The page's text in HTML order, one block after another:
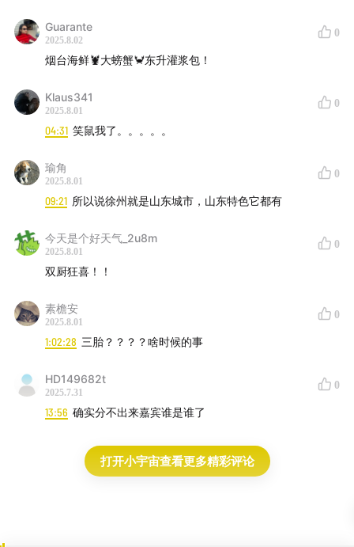
都特别特别爽，有种不顾一切的爽感！结果到酒店之后琴
弦全拆，kuku用吹风机吹呀吹！乐迷的支持是最好的动
力，在看到一次次演出热烈的乐迷们后，演完总是很动
容，还有一次在深夜演出后的生日场，没想到还有乐迷在
外面等着送上了小录音卡片，眼泪就在眼睛里打转了啦！
Guarante
2025.8.02
0
烟台海鲜🦞大螃蟹🦀东升灌浆包！
Klaus341
2025.8.01
0
04:31 笑鼠我了。。。。。
瑜角
2025.8.01
0
09:21 所以说徐州就是山东城市，山东特色它都有
今天是个好天气_2u8m
2025.8.01
0
双厨狂喜！！
素檐安
2025.8.01
0
1:02:28 三胎？？？？啥时候的事
HD149682t
2025.7.31
0
13:56 确实分不出来嘉宾谁是谁了
打开小宇宙查看更多精彩评论